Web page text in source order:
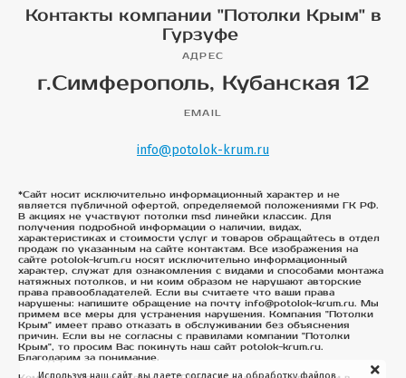
Контакты компании "Потолки Крым" в
Гурзуфе
АДРЕС
г.Симферополь, Кубанская 12
EMAIL
info@potolok-krum.ru
*Сайт носит исключительно информационный характер и не
является публичной офертой, определяемой положениями ГК РФ.
В акциях не участвуют потолки msd линейки классик. Для
получения подробной информации о наличии, видах,
характеристиках и стоимости услуг и товаров обращайтесь в отдел
продаж по указанным на сайте контактам. Все изображения на
сайте potolok-krum.ru носят исключительно информационный
характер, служат для ознакомления с видами и способами монтажа
натяжных потолков, и ни коим образом не нарушают авторские
права правообладателей. Если вы считаете что ваши права
нарушены: напишите обращение на почту info@potolok-krum.ru. Мы
примем все меры для устранения нарушения. Компания "Потолки
Крым" имеет право отказать в обслуживании без объяснения
причин. Если вы не согласны с правилами компании "Потолки
Крым", то просим Вас покинуть наш сайт potolok-krum.ru.
Благодарим за понимание.
Используя наш сайт, вы даете согласие на обработку файлов